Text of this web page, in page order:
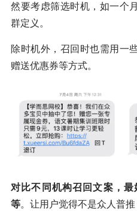
然要考虑筛选时机，如一个
群定义。
除时机外，召回时也需用一
赠送优惠券等方式。
对比不同机构召回文案，
等。让用户觉得不是众人普推